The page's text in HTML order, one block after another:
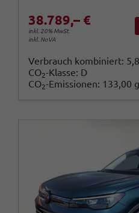
38.789,– €
inkl. 20% MwSt.
inkl. NoVA
Verbrauch kombiniert:
CO2-Klasse: D
CO2-Emissionen: 133,00